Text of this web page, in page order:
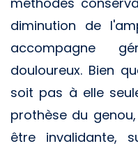
diminution de
accompagne
douloureux. Bien
soit pas à elle
prothèse du
être invalidante,